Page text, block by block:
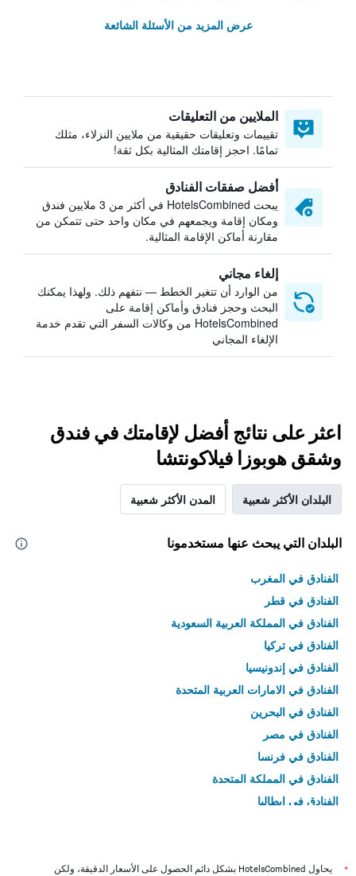
عرض المزيد من الأسئلة الشائعة
الملايين من التعليقات
تقييمات وتعليقات حقيقية من ملايين النزلاء، مثلك
تمامًا. احجز إقامتك المثالية بكل ثقة!
أفضل صفقات الفنادق
يبحث HotelsCombined في أكثر من 3 ملايين فندق
ومكان إقامة ويجمعهم في مكان واحد حتى تتمكن من
مقارنة أماكن الإقامة المثالية.
إلغاء مجاني
من الوارد أن تتغير الخطط — نتفهم ذلك. ولهذا يمكنك
البحث وحجز فنادق وأماكن إقامة على
HotelsCombined من وكالات السفر التي تقدم خدمة
الإلغاء المجاني
اعثر على نتائج أفضل لإقامتك في فندق
وشقق هوبوزا فيلاكونتشا
البلدان الأكثر شعبية المدن الأكثر شعبية
البلدان التي يبحث عنها مستخدمونا
الفنادق في المغرب
الفنادق في قطر
الفنادق في المملكة العربية السعودية
الفنادق في تركيا
الفنادق في إندونيسيا
الفنادق في الامارات العربية المتحدة
الفنادق في البحرين
الفنادق في مصر
الفنادق في فرنسا
الفنادق في المملكة المتحدة
الفنادق في إيطاليا
*
يحاول HotelsCombined بشكل دائم الحصول على الأسعار الدقيقة، ولكن